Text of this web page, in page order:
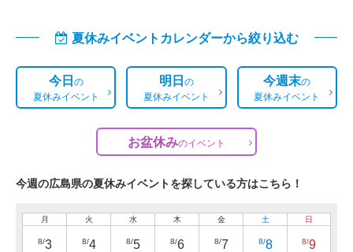
夏休みイベントカレンダーから絞り込む
今日の
夏休みイベント
明日の
夏休みイベント
今週末の
夏休みイベント
お盆休みのイベント
今週の広島県の夏休みイベントを探している方はこちら！
月
8/3
火
8/4
水
8/5
木
8/6
金
8/7
土
8/8
日
8/9